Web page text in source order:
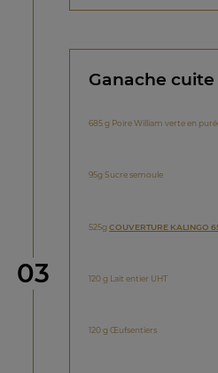
étape
03
Ganache
685 g Poire William verte en
95g Sucre semoule
525gCOUVERTURE KALINGO
120 g Lait entier UHT
120 g Œufsentiers